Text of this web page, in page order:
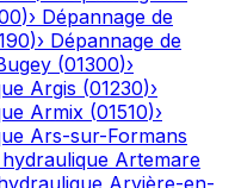
)› Dépannage de
)› Dépannage de
(01300)›
Argis (01230)›
Armix (01510)›
Ars-sur-Formans
Artemare